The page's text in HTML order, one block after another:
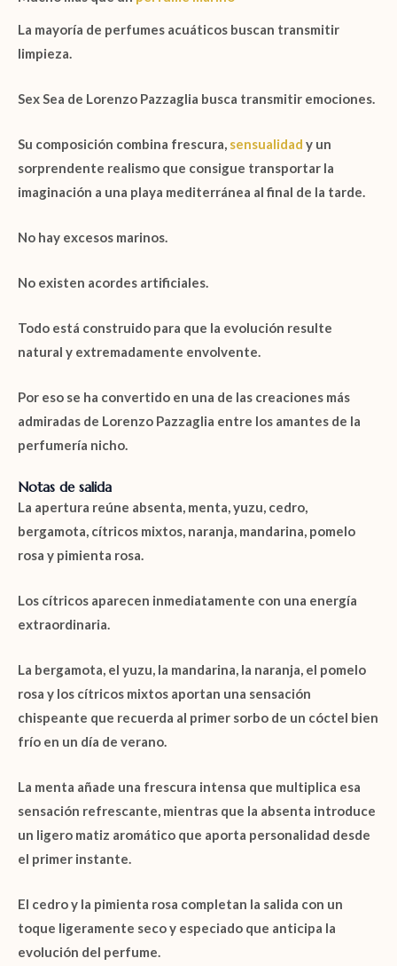
La mayoría de perfumes acuáticos buscan transmitir
limpieza.
Sex Sea de Lorenzo Pazzaglia busca transmitir emociones.
Su composición combina frescura, sensualidad y un
sorprendente realismo que consigue transportar la
imaginación a una playa mediterránea al final de la tarde.
No hay excesos marinos.
No existen acordes artificiales.
Todo está construido para que la evolución resulte
natural y extremadamente envolvente.
Por eso se ha convertido en una de las creaciones más
admiradas de Lorenzo Pazzaglia entre los amantes de la
perfumería nicho.
Notas de salida
La apertura reúne absenta, menta,yuzu, cedro,
bergamota, cítricos mixtos, naranja, mandarina, pomelo
rosa y pimienta rosa.
Los cítricos aparecen inmediatamente con una energía
extraordinaria.
La bergamota, el yuzu, la mandarina, la naranja, el pomelo
rosa y los cítricos mixtos aportan una sensación
chispeante que recuerda al primer sorbo de un cóctel bien
frío en un día de verano.
La menta añade una frescura intensa que multiplica esa
sensación refrescante, mientras que la absenta introduce
un ligero matiz aromático que aporta personalidad desde
el primer instante.
El cedroy la pimienta rosa completan la salida con un
toque ligeramente seco y especiado que anticipa la
evolución del perfume.